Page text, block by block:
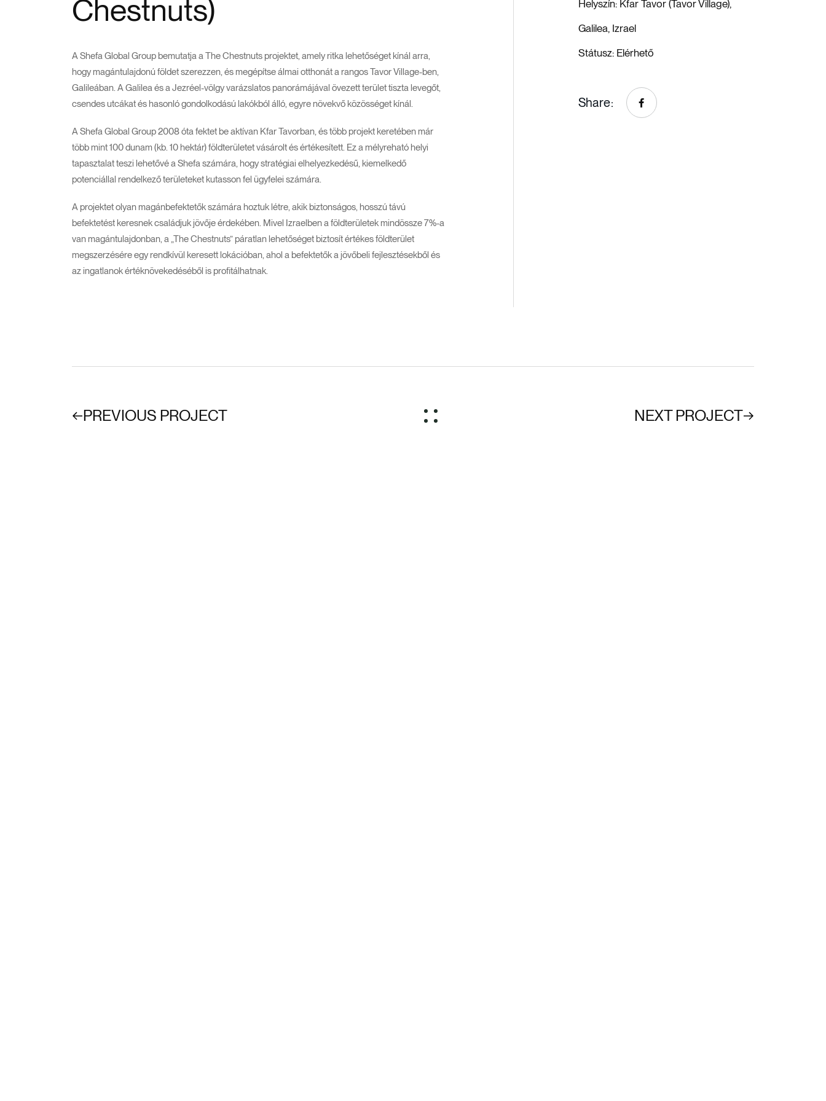
Chestnuts)
A Shefa Global Group bemutatja a The Chestnuts projektet, amely ritka lehetőséget kínál arra,
hogy magántulajdonú földet szerezzen, és megépítse álmai otthonát a rangos Tavor Village-ben,
Galileában. A Galilea és a Jezréel-völgy varázslatos panorámájával övezett terület tiszta levegőt,
csendes utcákat és hasonló gondolkodású lakókból álló, egyre növekvő közösséget kínál.
A Shefa Global Group 2008 óta fektet be aktívan Kfar Tavorban, és több projekt keretében már
több mint 100 dunam (kb. 10 hektár) földterületet vásárolt és értékesített. Ez a mélyreható helyi
tapasztalat teszi lehetővé a Shefa számára, hogy stratégiai elhelyezkedésű, kiemelkedő
potenciállal rendelkező területeket kutasson fel ügyfelei számára.
A projektet olyan magánbefektetők számára hoztuk létre, akik biztonságos, hosszú távú
befektetést keresnek családjuk jövője érdekében. Mivel Izraelben a földterületek mindössze 7%-a
van magántulajdonban, a „The Chestnuts” páratlan lehetőséget biztosít értékes földterület
megszerzésére egy rendkívül keresett lokációban, ahol a befektetők a jövőbeli fejlesztésekből és
az ingatlanok értéknövekedéséből is profitálhatnak.
Helyszín: Kfar Tavor (Tavor Village),
Galilea, Izrael
Státusz: Elérhető
Share
PREVIOUS PROJECT NEXT PROJECT